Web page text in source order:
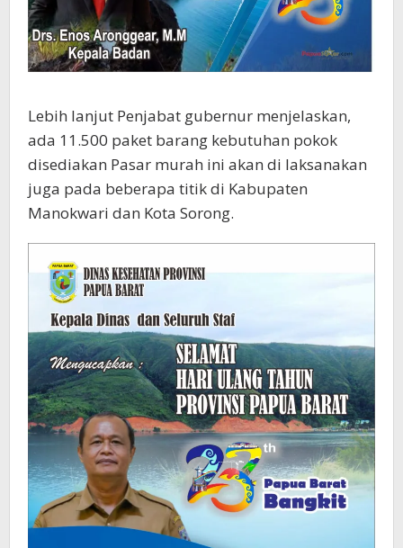
Lebih lanjut Penjabat gubernur menjelaskan,
ada 11.500 paket barang kebutuhan pokok
disediakan Pasar murah ini akan di laksanakan
juga pada beberapa titik di Kabupaten
Manokwari dan Kota Sorong.